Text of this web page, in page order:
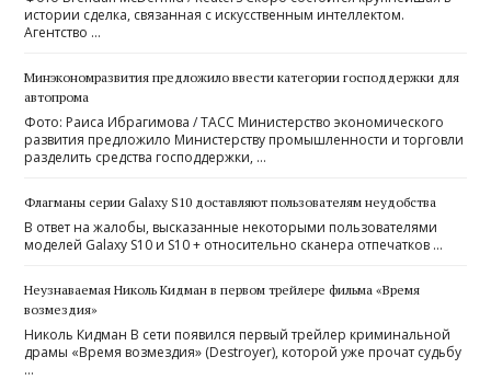
истории сделка, связанная с искусственным интеллектом.
Агентство …
Минэкономразвития предложило ввести категории господдержки для
автопрома
Фото: Раиса Ибрагимова / ТАСС Министерство экономического
развития предложило Министерству промышленности и торговли
разделить средства господдержки, …
Флагманы серии Galaxy S10 доставляют пользователям неудобства
В ответ на жалобы, высказанные некоторыми пользователями
моделей Galaxy S10 и S10 + относительно сканера отпечатков …
Неузнаваемая Николь Кидман в первом трейлере фильма «Время
возмездия»
Николь Кидман В сети появился первый трейлер криминальной
драмы «Время возмездия» (Destroyer), которой уже прочат судьбу
…